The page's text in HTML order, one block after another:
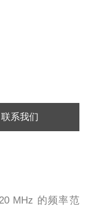
联系我们
MHz 的频率范